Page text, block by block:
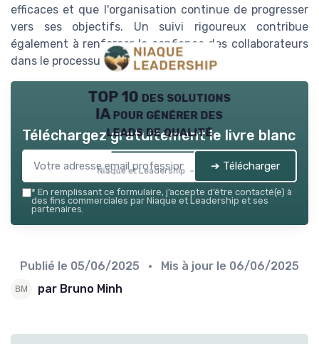
efficaces et que l'organisation continue de progresser
vers ses objectifs. Un suivi rigoureux contribue
également à renforcer la confiance des collaborateurs
dans le processus de changement.
TOP 10 des solutions
IA pour générer des
leads de qualité
Niaque et Leadership — 2026
Téléchargez gratuitement le livre blanc
➔ Télécharger
* En remplissant ce formulaire, j’accepte d’être contacté(e) à
des fins commerciales par Niaque et Leadership et ses
partenaires.
Publié le 05/06/2025 • Mis à jour le 06/06/2025
par Bruno Minh